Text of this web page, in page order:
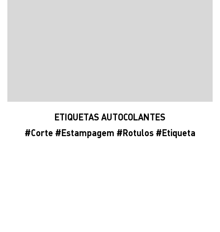
ETIQUETAS AUTOCOLANTES
#Corte #Estampagem #Rotulos #Etiqueta